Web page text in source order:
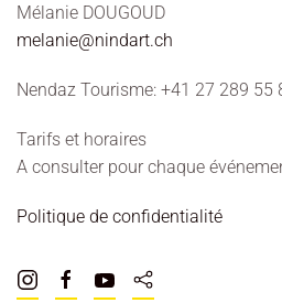
Mélanie DOUGOUD
melanie@nindart.ch
Nendaz Tourisme: +41 27 289 55
Tarifs et horaires
A consulter pour chaque
Politique de confidentialité